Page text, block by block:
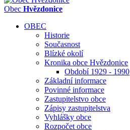
Obec Hvězdonice
OBEC
Historie
Současnost
Blízké okolí
Kronika obce Hvězdonice
Období 1929 - 1990
Základní informace
Povinné informace
Zastupitelstvo obce
Zápisy zastupitelstva
Vyhlášky obce
Rozpočet obce